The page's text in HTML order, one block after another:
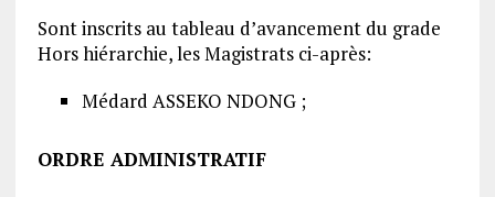
Sont inscrits au tableau d’avancement du grade
Hors hiérarchie, les Magistrats ci-après:
Médard ASSEKO NDONG ;
ORDRE ADMINISTRATIF